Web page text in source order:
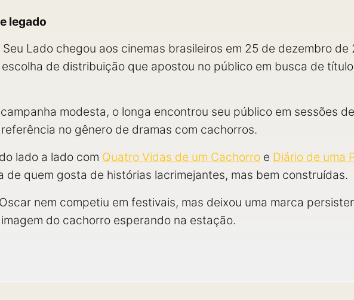
legado
Seu Lado chegou aos cinemas brasileiros em 25 de dezembro
de distribuição que apostou no público em busca de
modesta, o longa encontrou seu público em sessões
no gênero de dramas com cachorros.
lado a lado com Quatro Vidas de um Cachorro e Diário de uma
de quem gosta de histórias lacrimejantes, mas bem construídas.
nem competiu em festivais, mas deixou uma marca
do cachorro esperando na estação.